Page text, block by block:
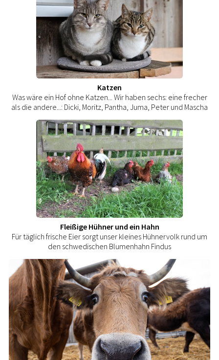
Katzen
Was wäre ein Hof ohne Katzen... Wir haben sechs: eine frecher
als die andere...: Dicki, Moritz, Pantha, Juma, Peter und Mascha
Fleißige Hühner und ein Hahn
Für täglich frische Eier sorgt unser kleines Hühnervolk rund um
den schwedischen Blumenhahn Findus